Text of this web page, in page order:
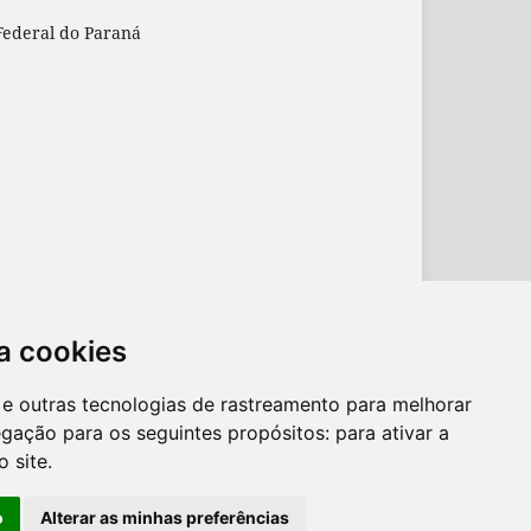
cookies
outras tecnologias de rastreamento para melhorar
para os seguintes propósitos: para ativar a
site.
Alterar as minhas preferências
do Paraná